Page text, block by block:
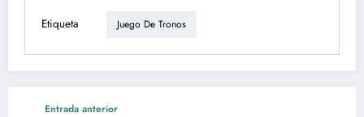
Etiqueta Juego De Tronos
Entrada anterior